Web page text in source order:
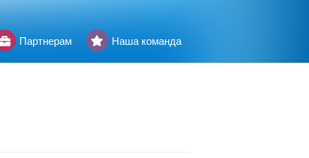
Партнерам Наша команда